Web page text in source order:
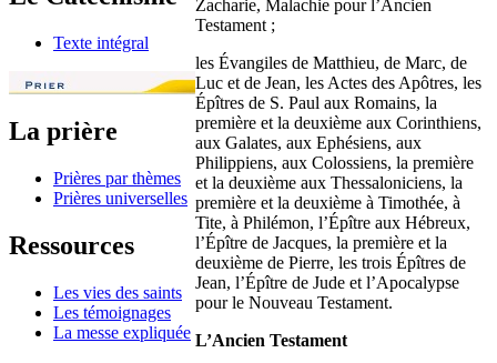
Texte intégral
La prière
Prières par thèmes
Prières universelles
Ressources
Les vies des saints
Les témoignages
La messe expliquée
Zacharie, Malachie pour l’Ancien
Testament ;
les Évangiles de Matthieu, de Marc, de
Luc et de Jean, les Actes des Apôtres, les
Épîtres de S. Paul aux Romains, la
première et la deuxième aux Corinthiens,
aux Galates, aux Ephésiens, aux
Philippiens, aux Colossiens, la première
et la deuxième aux Thessaloniciens, la
première et la deuxième à Timothée, à
Tite, à Philémon, l’Épître aux Hébreux,
l’Épître de Jacques, la première et la
deuxième de Pierre, les trois Épîtres de
Jean, l’Épître de Jude et l’Apocalypse
pour le Nouveau Testament.
L’Ancien Testament